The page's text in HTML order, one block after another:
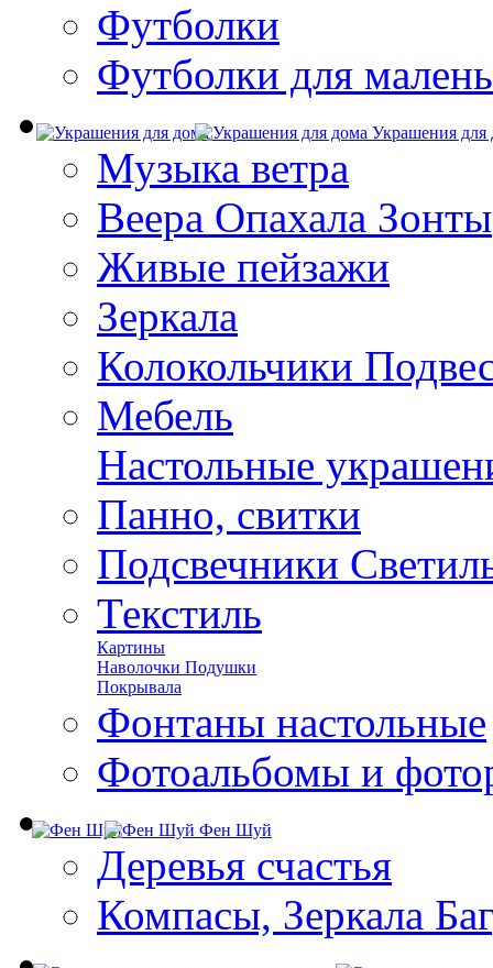
Футболки
Футболки для
Украшения для
Музыка ветра
Веера Опахала Зонты
Живые пейзажи
Зеркала
Колокольчики
Мебель
Настольные
Панно, свитки
Подсвечники
Текстиль
Картины
Наволочки Подушки
Покрывала
Фонтаны настольные
Фотоальбомы и
Фен Шуй
Деревья счастья
Компасы, Зеркала